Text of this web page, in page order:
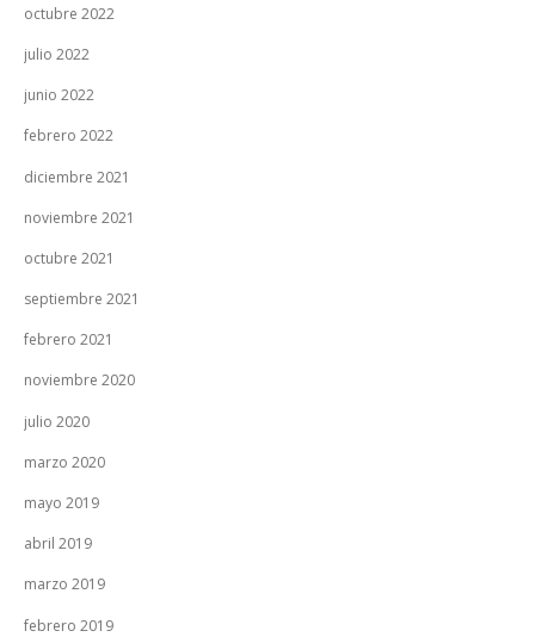
octubre 2022
julio 2022
junio 2022
febrero 2022
diciembre 2021
noviembre 2021
octubre 2021
septiembre 2021
febrero 2021
noviembre 2020
julio 2020
marzo 2020
mayo 2019
abril 2019
marzo 2019
febrero 2019